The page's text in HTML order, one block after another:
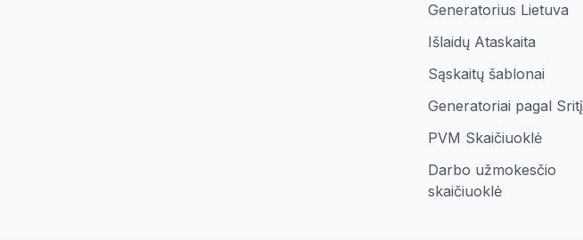
Generatorius Lietuva
Išlaidų Ataskaita
Sąskaitų šablonai
Generatoriai pagal Sritį
PVM Skaičiuoklė
Darbo užmokesčio
skaičiuoklė